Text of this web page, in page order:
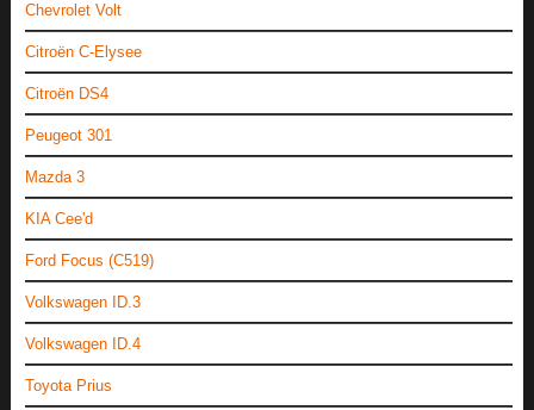
Chevrolet Volt
Citroën C-Elysee
Citroën DS4
Peugeot 301
Mazda 3
KIA Cee'd
Ford Focus (C519)
Volkswagen ID.3
Volkswagen ID.4
Toyota Prius